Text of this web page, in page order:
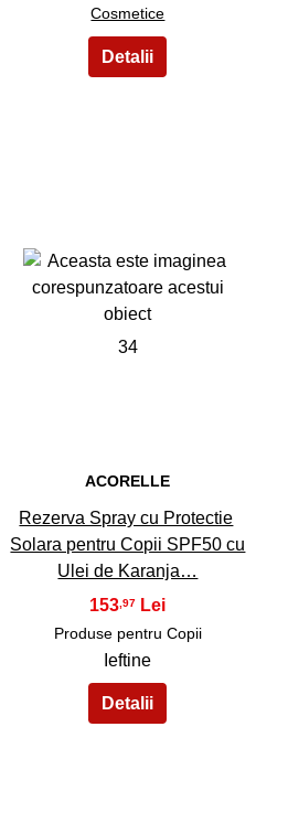
Cosmetice
34
ACORELLE
Rezerva Spray cu Protectie
Solara pentru Copii SPF50 cu
Ulei de Karanja…
153 ,97
Produse pentru Copii
Ieftine